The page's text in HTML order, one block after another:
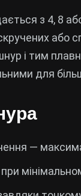
з 4, 8
або
і тим
для
—